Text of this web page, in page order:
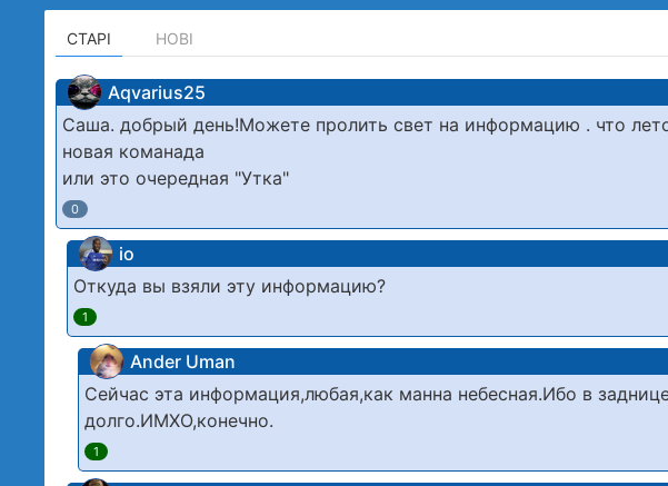
СТАРІ НОВІ
Aqvarius25
Саша. добрый день!Можете пролить свет на информацию . что
новая команада
или это очередная "Утка"
0
io
Откуда вы взяли эту информацию?
1
Ander Uman
Сейчас эта информация,любая,как манна небесная.Ибо в
долго.ИМХО,конечно.
1